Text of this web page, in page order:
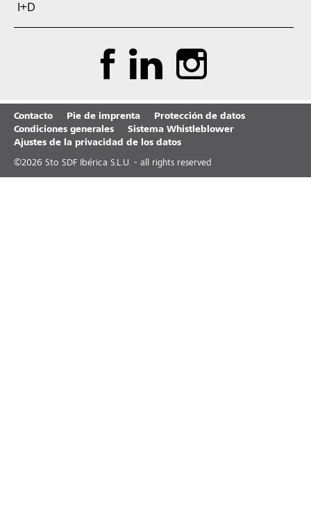
I+D
Contacto Pie de imprenta
Protección de datos
Condiciones generales
Sistema Whistleblower
Ajustes de la privacidad de los datos
©2026 Sto SDF Ibérica S.L.U. - all rights reserved